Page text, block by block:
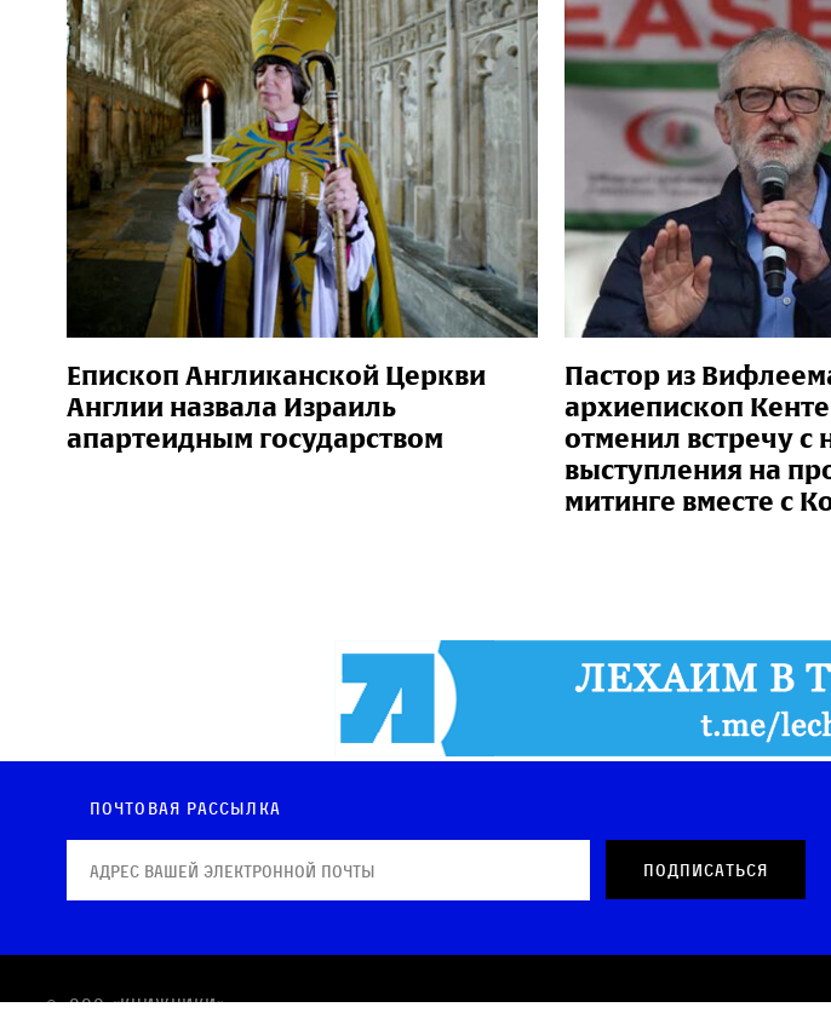
Епископ Англиканской Церкви
Англии назвала Израиль
апартеидным государством
Пастор из
архиепископ
отменил встречу с
выступления на
митинге вместе с
Почтовая рассылка
© OOO «КНИЖНИКИ»